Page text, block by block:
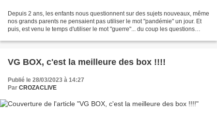
Depuis 2 ans, les enfants nous questionnent sur des sujets nouveaux, même
nos grands parents ne pensaient pas utiliser le mot "pandémie" un jour. Et
puis, est venu le temps d'utiliser le mot "guerre"... du coup les questions
VG BOX, c'est la meilleure des box !!!!
Publié le 28/03/2023 à 14:27
Par CROZACLIVE